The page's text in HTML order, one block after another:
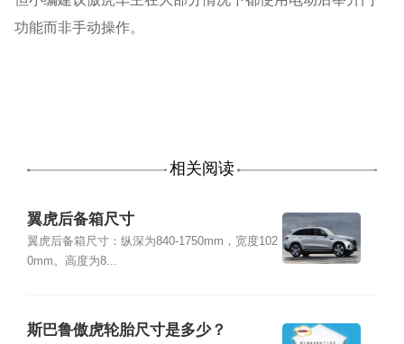
功能而非手动操作。
相关阅读
翼虎后备箱尺寸
翼虎后备箱尺寸：纵深为840-1750mm，宽度102
0mm。高度为8...
斯巴鲁傲虎轮胎尺寸是多少？